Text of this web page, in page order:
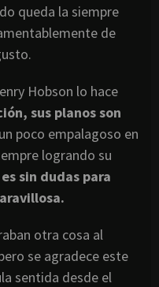
queda la siempre
de
Hobson lo hace
sus planos son
poco empalagoso en
logrando su
sin dudas para
otra cosa al
se agradece este
sentida desde el